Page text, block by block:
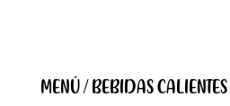
MENÚ / BEBIDAS